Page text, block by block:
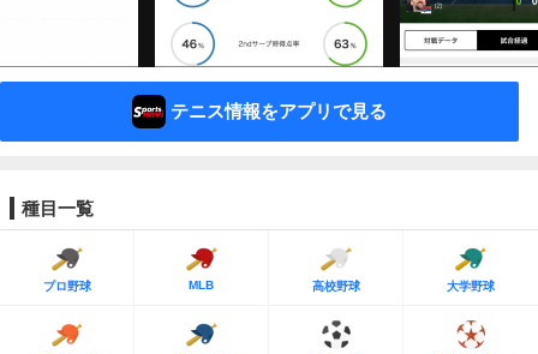
テニス情報をアプリで見る
種目一覧
プロ野球 MLB 高校野球 大学野球